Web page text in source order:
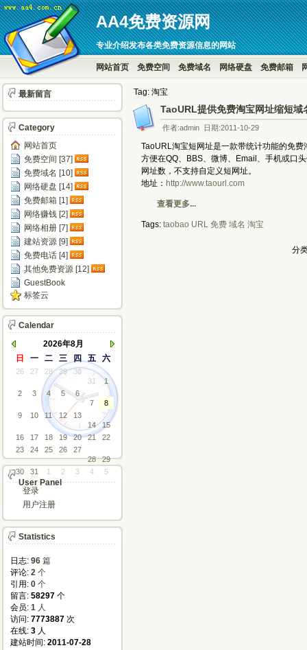
AA4免费资源网
专业介绍发布各类免费资源信息的网站
网站首页 免费空间 免费域名 网络硬盘 免费邮箱
Tag: 淘宝
TaoURL提供免费淘宝网址缩短域
作者:admin 日期:2011-10-29
TaoURL淘宝短网址是一款带统计功能的免
方便在QQ、BBS、微博、Email、手机或口
网址数，不支持自定义短网址。
地址： http://www.taourl.com
查看更多...
Tags: taobao URL 免费 域名 淘宝
分
最新留言
Category
网站首页
免费空间 [37]
免费域名 [10]
网络硬盘 [14]
免费邮箱 [1]
网络赚钱 [2]
网络相册 [7]
建站资源 [9]
免费电话 [4]
其他免费资源 [12]
GuestBook
标签云
Calendar
2026年8月
日
一 二 三 四 五 六
26 27 28 29
30
31
1
2
3 4 5
6
7
8
9
10 11 12
13
14
15
16
17 18 19 20 21
22
23
24 25 26
27
28
29
30
31 1 2 3 4 5
User Panel
登录
用户注册
Statistics
日志: 96 篇
评论: 2 个
引用: 0 个
留言: 58297 个
会员: 1 人
访问: 7773887 次
在线: 3 人
建站时间: 2011-07-28